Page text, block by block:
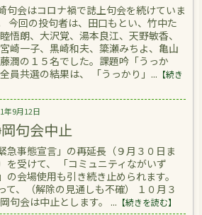
句会はコロナ禍で誌上句会を続けていま
今回の投句者は、田口もとい、竹中た
悟朗、大沢覚、湯本良江、天野敏香、
崎一子、黒崎和夫、簗瀬みちよ、亀山
潤の１５名でした。課題吟「うっか
員共選の結果は、 「うっかり」... 【続き
年9月12日
句会中止
緊急事態宣言」の再延長（９月３０日ま
を受けて、 「コミュニティながいず
の会場使用も引き続き止められます。
て、（解除の見通しも不確） １０月３
句会は中止とします。 ... 【続きを読む】